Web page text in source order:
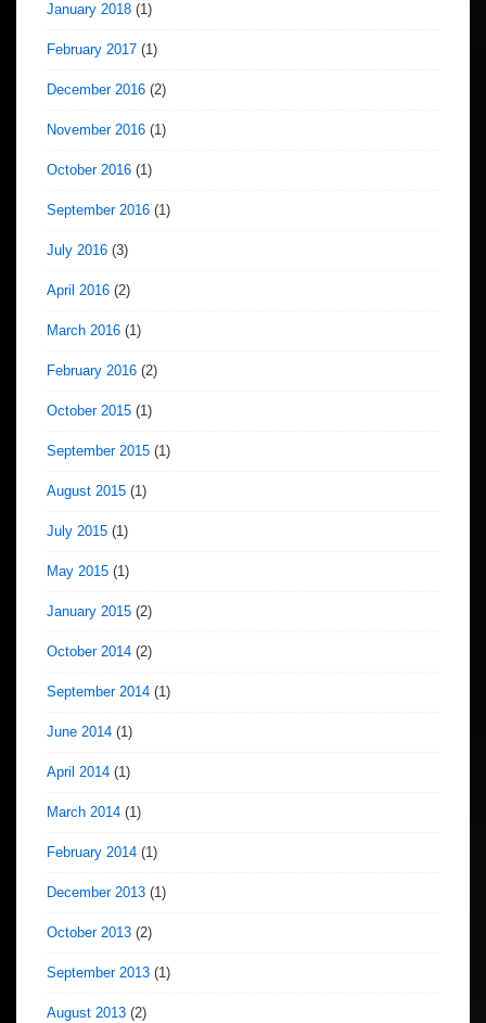
January 2018 (1)
February 2017 (1)
December 2016 (2)
November 2016 (1)
October 2016 (1)
September 2016 (1)
July 2016 (3)
April 2016 (2)
March 2016 (1)
February 2016 (2)
October 2015 (1)
September 2015 (1)
August 2015 (1)
July 2015 (1)
May 2015 (1)
January 2015 (2)
October 2014 (2)
September 2014 (1)
June 2014 (1)
April 2014 (1)
March 2014 (1)
February 2014 (1)
December 2013 (1)
October 2013 (2)
September 2013 (1)
August 2013 (2)